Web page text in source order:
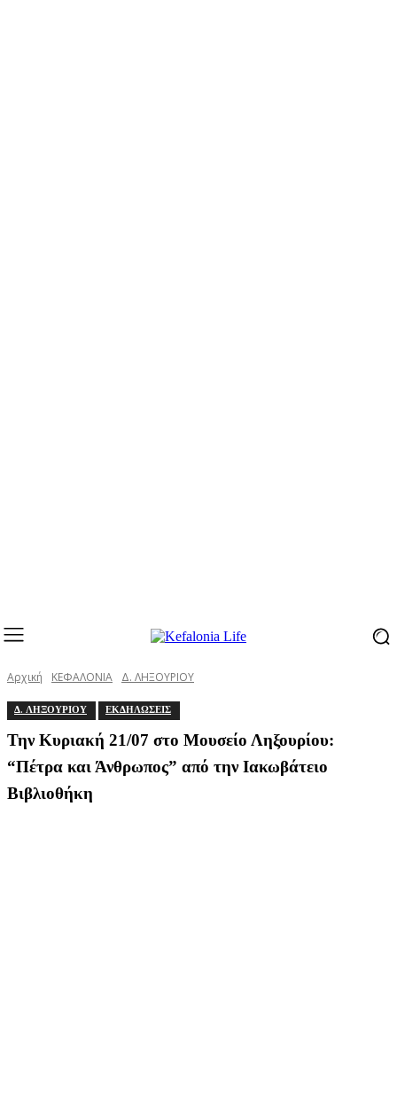
Αρχική ΚΕΦΑΛΟΝΙΑ Δ. ΛΗΞΟΥΡΙΟΥ
Δ. ΛΗΞΟΥΡΙΟΥ ΕΚΔΗΛΩΣΕΙΣ
Την Κυριακή 21/07 στο Μουσείο Ληξουρίου:
“Πέτρα και Άνθρωπος” από την Ιακωβάτειο
Βιβλιοθήκη